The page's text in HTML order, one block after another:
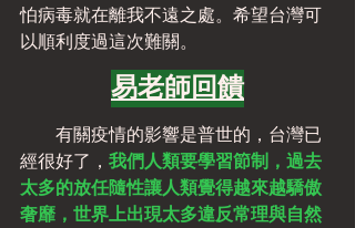
怕病毒就在離我不遠之處。希望台灣可
以順利度過這次難關。
易老師回饋
有關疫情的影響是普世的，台灣已
經很好了， 我們人類要學習節制，過去
太多的放任隨性讓人類覺得越來越驕傲
奢靡，世界上出現太多違反常理與自然